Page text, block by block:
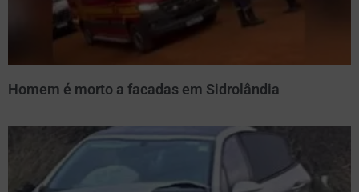
Homem é morto a facadas em Sidrolândia